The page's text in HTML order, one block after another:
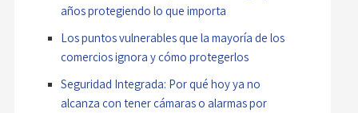
años protegiendo lo que importa
Los puntos vulnerables que la mayoría de los
comercios ignora y cómo protegerlos
Seguridad Integrada: Por qué hoy ya no
alcanza con tener cámaras o alarmas por